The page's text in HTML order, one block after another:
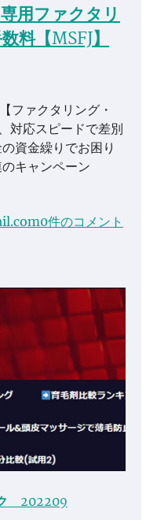
用ファクタリ
料【MSFJ】
ファクタリング・
対応スピードで差別
資金繰りでお困り
キャンペーン
0件のコメント
202209